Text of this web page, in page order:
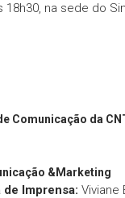
18h30, na sede do
Comunicação da
&Marketing
Imprensa: Viviane